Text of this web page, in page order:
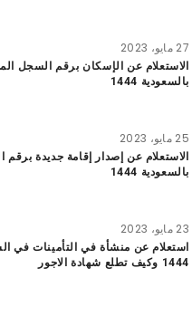
27 مايو، 2023
الاستعلام عن الإسكان برقم السجل
بالسعودية 1444
25 مايو، 2023
الاستعلام عن إصدار إقامة جديدة برقم
بالسعودية 1444
23 مايو، 2023
استعلام عن منشأة في التأمينات في
1444 وكيف تطلع شهادة الاجور